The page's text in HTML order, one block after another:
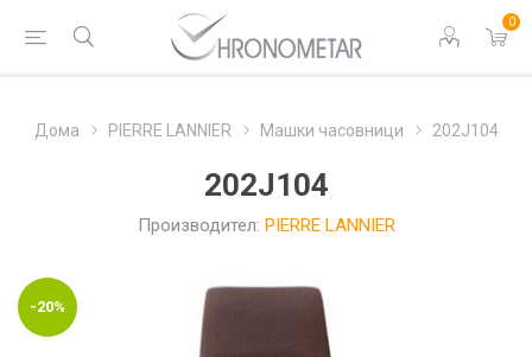
0
Дома PIERRE LANNIER Машки часовници 202J104
202J104
Производител: PIERRE LANNIER
-20%